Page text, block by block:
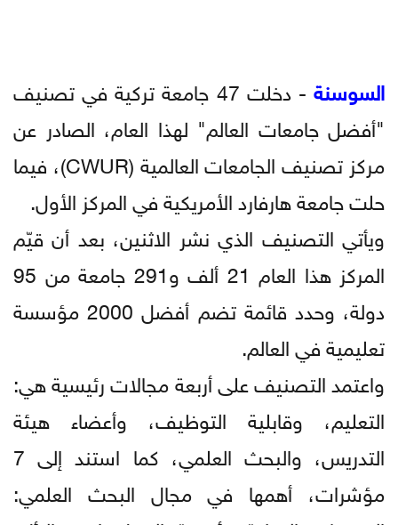
السوسنة
- دخلت 47 جامعة تركية في تصنيف
"أفضل جامعات العالم" لهذا العام، الصادر عن
مركز تصنيف الجامعات العالمية (CWUR)، فيما
حلت جامعة هارفارد الأمريكية في المركز الأول.
ويأتي التصنيف الذي نشر الاثنين، بعد أن قيّم
المركز هذا العام 21 ألف و291 جامعة من 95
دولة، وحدد قائمة تضم أفضل 2000 مؤسسة
تعليمية في العالم.
واعتمد التصنيف على أربعة مجالات رئيسية هي:
التعليم، وقابلية التوظيف، وأعضاء هيئة
التدريس، والبحث العلمي، كما استند إلى 7
مؤشرات، أهمها في مجال البحث العلمي: